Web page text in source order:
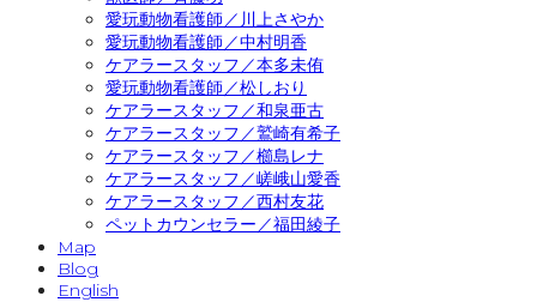
愛玩動物看護師／川上さやか
愛玩動物看護師／中村明香
ケアラースタッフ／本多未侑
愛玩動物看護師／松しおり
ケアラースタッフ／和泉亜古
ケアラースタッフ／鷲崎有希子
ケアラースタッフ／櫛島レナ
ケアラースタッフ／嵯峨山愛香
ケアラースタッフ／西村友花
ペットカウンセラー／福田綾子
Map
Blog
English